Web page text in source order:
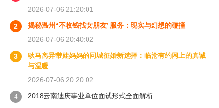
2026-07-06 21:20:01
2
揭秘温州“不收钱找女朋友”服务：现实与幻想的碰撞
2026-07-06 20:40:02
3
耿马离异带娃妈妈的同城征婚新选择：临沧有约网上的真诚
与温暖
2026-07-06 20:20:02
4
2018云南迪庆事业单位面试形式全面解析